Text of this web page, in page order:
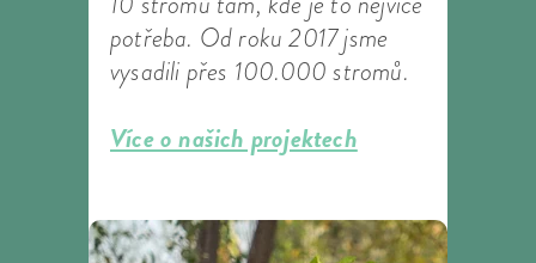
potřeba. Od roku 2017 jsme
vysadili přes 100.000 stromů.
Více o našich projektech